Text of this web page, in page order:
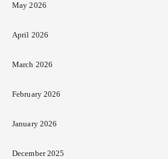
May 2026
April 2026
March 2026
February 2026
January 2026
December 2025